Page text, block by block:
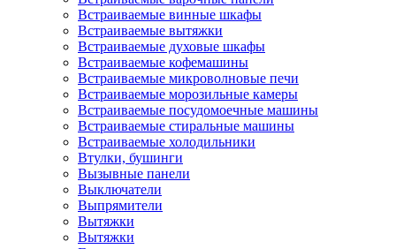
Встраиваемые винные шкафы
Встраиваемые вытяжки
Встраиваемые духовые шкафы
Встраиваемые кофемашины
Встраиваемые микроволновые печи
Встраиваемые морозильные камеры
Встраиваемые посудомоечные машины
Встраиваемые стиральные машины
Встраиваемые холодильники
Втулки, бушинги
Вызывные панели
Выключатели
Выпрямители
Вытяжки
Вытяжки